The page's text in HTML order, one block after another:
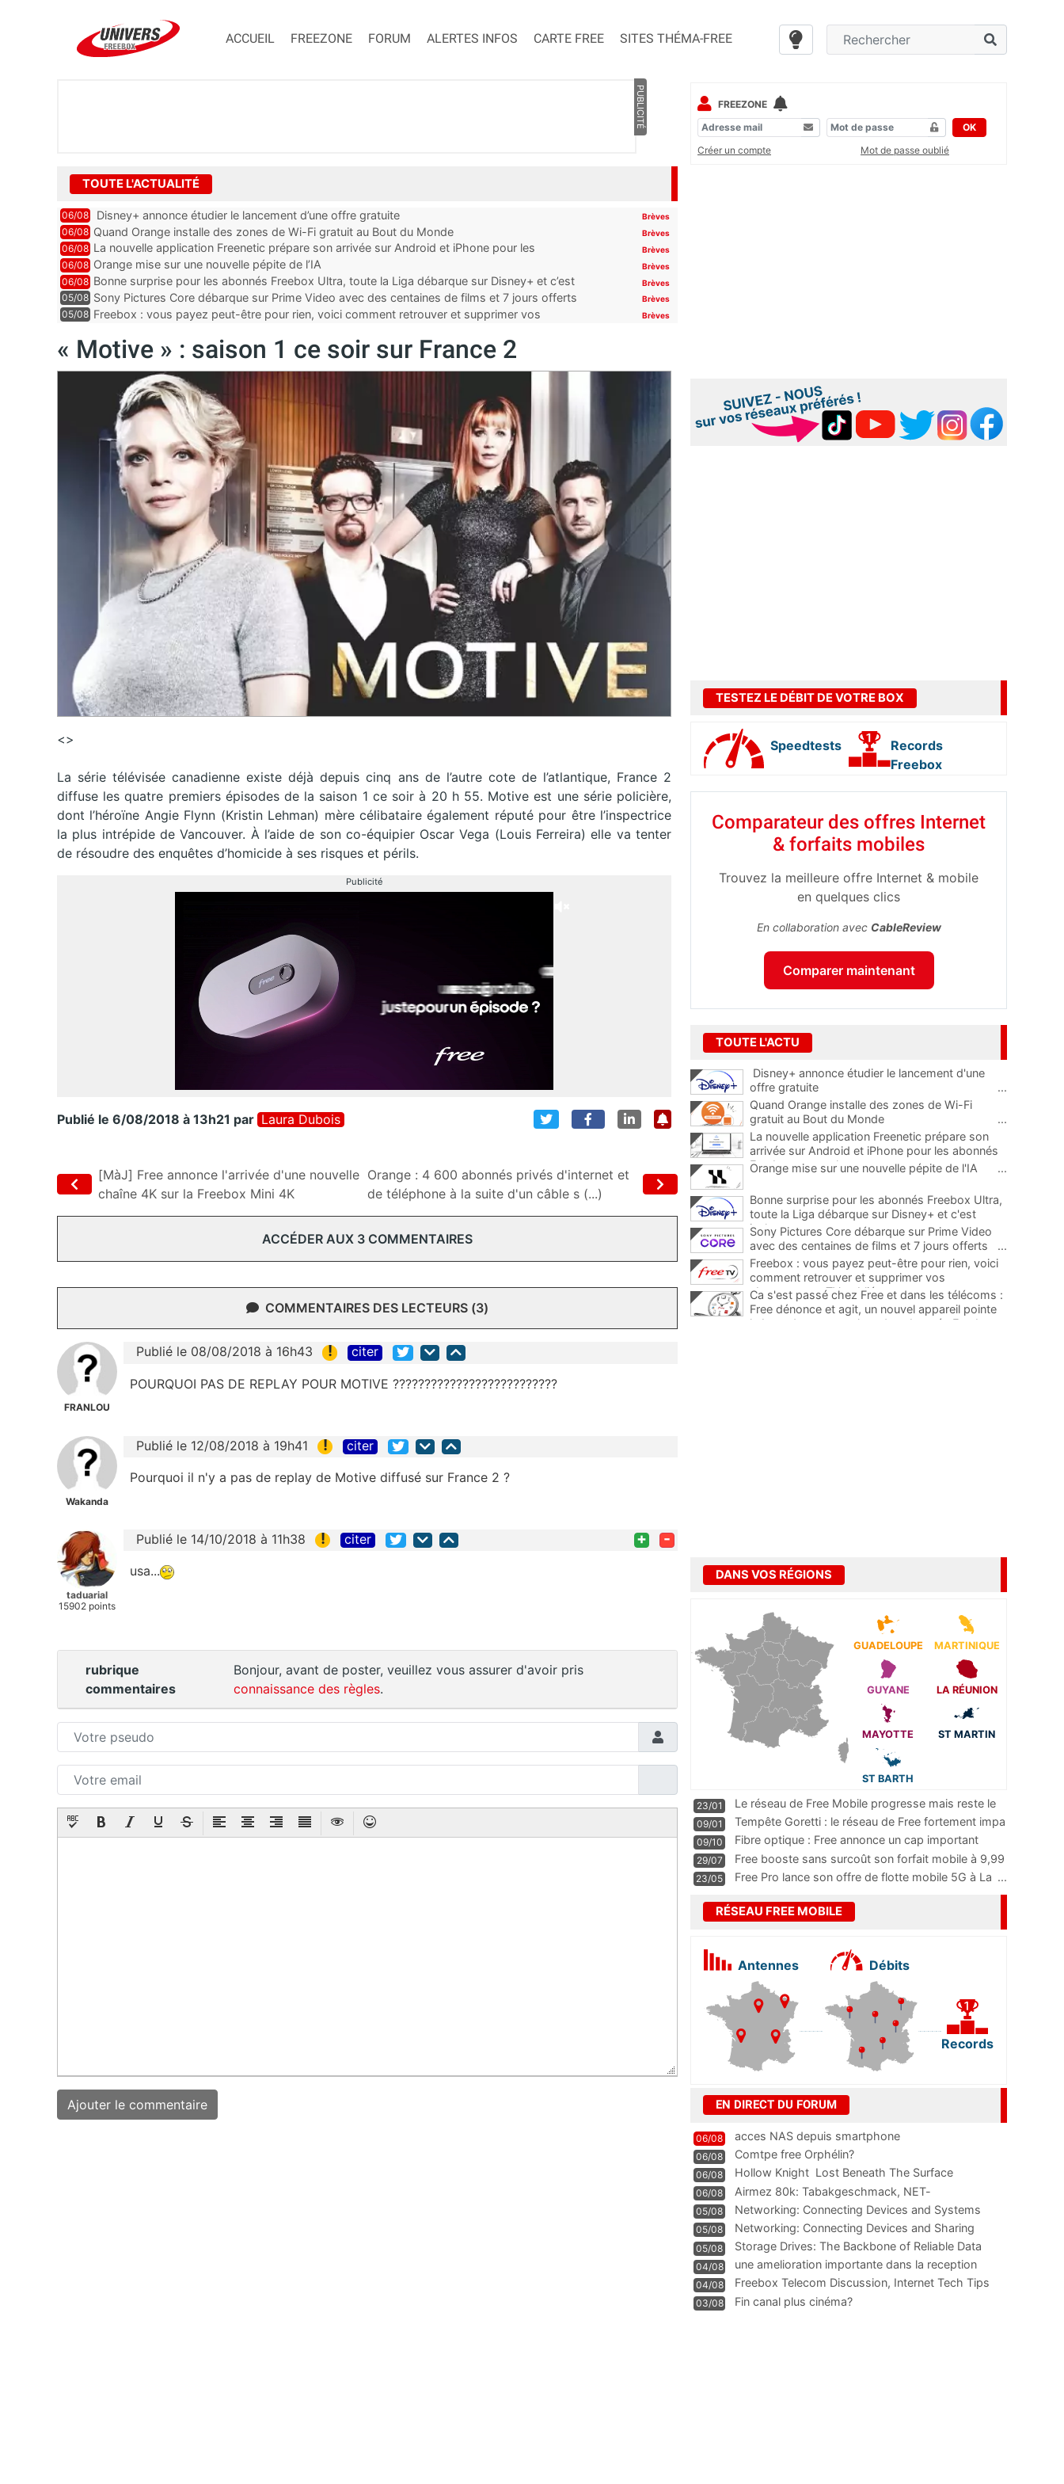
ACCUEIL FREEZONE FORUM ALERTES INFOS CARTE FREE SITES THÉMA-FREE
PUBLICITÉ
TOUTE L'ACTUALITÉ
06/08 Disney+ annonce étudier le lancement d’une offre gratuite Brèves
06/08 Quand Orange installe des zones de Wi-Fi gratuit au Bout du Monde Brèves
06/08 La nouvelle application Freenetic prépare son arrivée sur Android et iPhone pour les
abonnés Freebox, testez la
Brèves
06/08 Orange mise sur une nouvelle pépite de l’IA Brèves
06/08 Bonne surprise pour les abonnés Freebox Ultra, toute la Liga débarque sur Disney+ et c’est
inclus
Brèves
05/08 Sony Pictures Core débarque sur Prime Video avec des centaines de films et 7 jours offerts Brèves
05/08 Freebox : vous payez peut-être pour rien, voici comment retrouver et supprimer vos
Brèves
« Motive » : saison 1 ce soir sur France 2
<>
La série télévisée canadienne existe déjà depuis cinq ans de l’autre cote de l’atlantique, France 2
diffuse les quatre premiers épisodes de la saison 1 ce soir à 20 h 55. Motive est une série policière,
dont l’héroïne Angie Flynn (Kristin Lehman) mère célibataire également réputé pour être l’inspectrice
la plus intrépide de Vancouver. À l’aide de son co-équipier Oscar Vega (Louis Ferreira) elle va tenter
de résoudre des enquêtes d’homicide à ses risques et périls.
Publicité
Publié le 6/08/2018 à 13h21 par Laura Dubois
[MàJ] Free annonce l'arrivée d'une nouvelle
chaîne 4K sur la Freebox Mini 4K
Orange : 4 600 abonnés privés d'internet et
de téléphone à la suite d'un câble s (...)
ACCÉDER AUX 3 COMMENTAIRES
COMMENTAIRES DES LECTEURS (3)
FRANLOU
Publié le 08/08/2018 à 16h43 ! citer
POURQUOI PAS DE REPLAY POUR MOTIVE ??????????????????????????
Wakanda
Publié le 12/08/2018 à 19h41 ! citer
Pourquoi il n'y a pas de replay de Motive diffusé sur France 2 ?
taduarial
15902 points
Publié le 14/10/2018 à 11h38 ! citer + -
usa...
rubrique
commentaires
Bonjour, avant de poster, veuillez vous assurer d'avoir pris
connaissance des règles.
FREEZONE
OK
Créer un compte
Mot de passe oublié
TESTEZ LE DÉBIT DE VOTRE BOX
Speedtests
Records
Freebox
Comparateur des offres Internet
& forfaits mobiles
Trouvez la meilleure offre Internet & mobile
en quelques clics
En collaboration avec CableReview
Comparer maintenant
TOUTE L'ACTU
Disney+ annonce étudier le lancement d'une
offre gratuite
...
Quand Orange installe des zones de Wi-Fi
gratuit au Bout du Monde
...
La nouvelle application Freenetic prépare son
arrivée sur Android et iPhone pour les abonnés
Freebox, testez la
Orange mise sur une nouvelle pépite de l'IA ...
Bonne surprise pour les abonnés Freebox Ultra,
toute la Liga débarque sur Disney+ et c'est
inclus
Sony Pictures Core débarque sur Prime Video
avec des centaines de films et 7 jours offerts
...
Freebox : vous payez peut-être pour rien, voici
comment retrouver et supprimer vos
abonnements TV oubliés
...
Ca s'est passé chez Free et dans les télécoms :
Free dénonce et agit, un nouvel appareil pointe
le bout de son nez chez des abonnés Freebox...
DANS VOS RÉGIONS
GUADELOUPE MARTINIQUE
GUYANE LA RÉUNION
MAYOTTE ST MARTIN
ST BARTH
23/01
Le réseau de Free Mobile progresse mais reste le
m
...
09/01
Tempête Goretti : le réseau de Free fortement impa
09/10
Fibre optique : Free annonce un cap important
pass
...
29/07
Free booste sans surcoût son forfait mobile à 9,99
23/05 Free Pro lance son offre de flotte mobile 5G à La ...
RÉSEAU FREE MOBILE
Antennes Débits
Records
EN DIRECT DU FORUM
06/08 acces NAS depuis smartphone
06/08 Comtpe free Orphélin?
06/08 Hollow Knight  Lost Beneath The Surface
06/08
Airmez 80k: Tabakgeschmack, NET-
Technologie und Leistung im
05/08 Networking: Connecting Devices and Systems
05/08
Networking: Connecting Devices and Sharing
Information
05/08
Storage Drives: The Backbone of Reliable Data
Management
04/08
une amelioration importante dans la reception
WIFI
04/08
Freebox Telecom Discussion, Internet Tech Tips
Communi
03/08 Fin canal plus cinéma?